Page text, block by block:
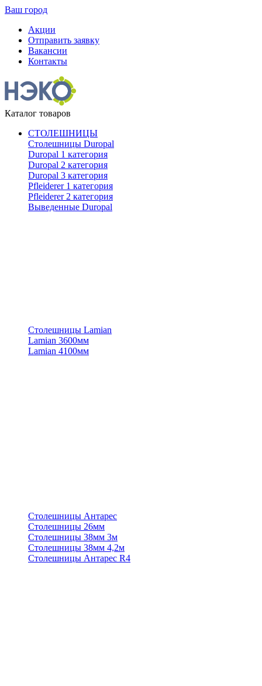
Ваш город
Акции
Отправить заявку
Вакансии
Контакты
Каталог товаров
СТОЛЕШНИЦЫ
Столешницы Duropal
Duropal 1 категория
Duropal 2 категория
Duropal 3 категория
Pfleiderer 1 категория
Pfleiderer 2 категория
Выведенные Duropal
Столешницы Lamian
Lamian 3600мм
Lamian 4100мм
Столешницы Антарес
Столешницы 26мм
Столешницы 38мм 3м
Столешницы 38мм 4,2м
Столешницы Антарес R4